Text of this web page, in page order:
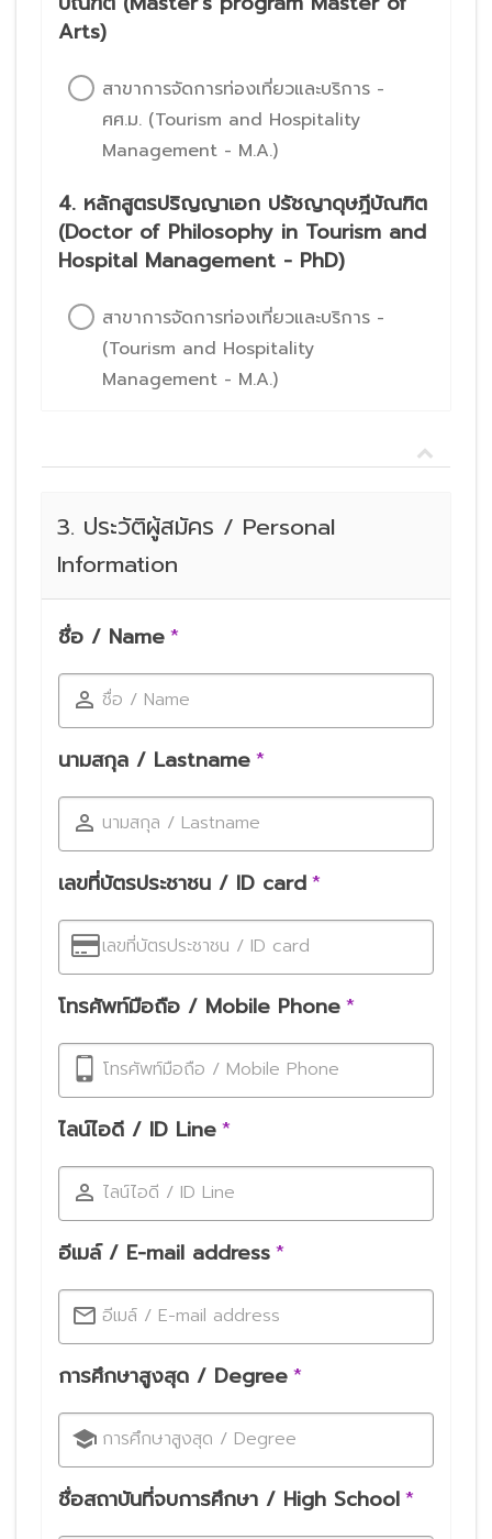
Arts)
สาขาการจัดการท่องเที่ยวและบริการ -
ศศ.ม. (Tourism and Hospitality
Management - M.A.)
4. หลักสูตรปริญญาเอก ปรัชญาดุษฎีบัณฑิต
(Doctor of Philosophy in Tourism and
Hospital Management - PhD)
สาขาการจัดการท่องเที่ยวและบริการ -
(Tourism and Hospitality
Management - M.A.)
3. ประวัติผู้สมัคร / Personal
Information
ชื่อ / Name*
ชื่อ / Name
นามสกุล / Lastname*
นามสกุล / Lastname
เลขที่บัตรประชาชน / ID card*
เลขที่บัตรประชาชน / ID card
โทรศัพท์มือถือ / Mobile Phone*
โทรศัพท์มือถือ / Mobile Phone
ไลน์ไอดี / ID Line*
ไลน์ไอดี / ID Line
อีเมล์ / E-mail address*
อีเมล์ / E-mail address
การศึกษาสูงสุด / Degree*
การศึกษาสูงสุด / Degree
ชื่อสถาบันที่จบการศึกษา / High School*